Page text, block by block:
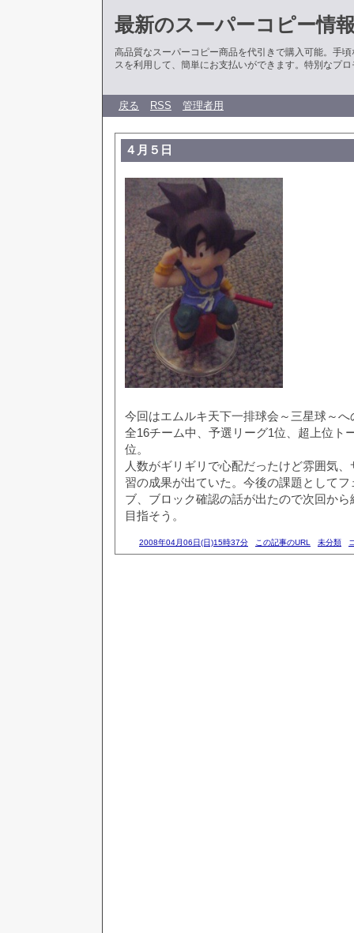
最新のスーパーコピー情
高品質なスーパーコピー商品を代引きで購入可能。手
スを利用して、簡単にお支払いができます。特別なプ
戻る RSS 管理者用
４月５日
今回はエムルキ天下一排球会～三星球～
全16チーム中、予選リーグ1位、超上位ト
位。
人数がギリギリで心配だったけど雰囲気
習の成果が出ていた。今後の課題として
ブ、ブロック確認の話が出たので次回か
目指そう。
2008年04月06日(日)15時37分 この記事のURL 未分類